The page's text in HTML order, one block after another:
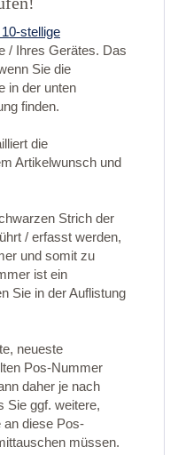
stellige
/ Ihres Gerätes. Das
Sie die
in der unten
finden.
die
Artikelwunsch und
Strich der
/ erfasst werden,
und somit zu
ist ein
Sie in der Auflistung
neueste
Pos-Nummer
daher je nach
Sie ggf. weitere,
an diese Pos-
müssen.